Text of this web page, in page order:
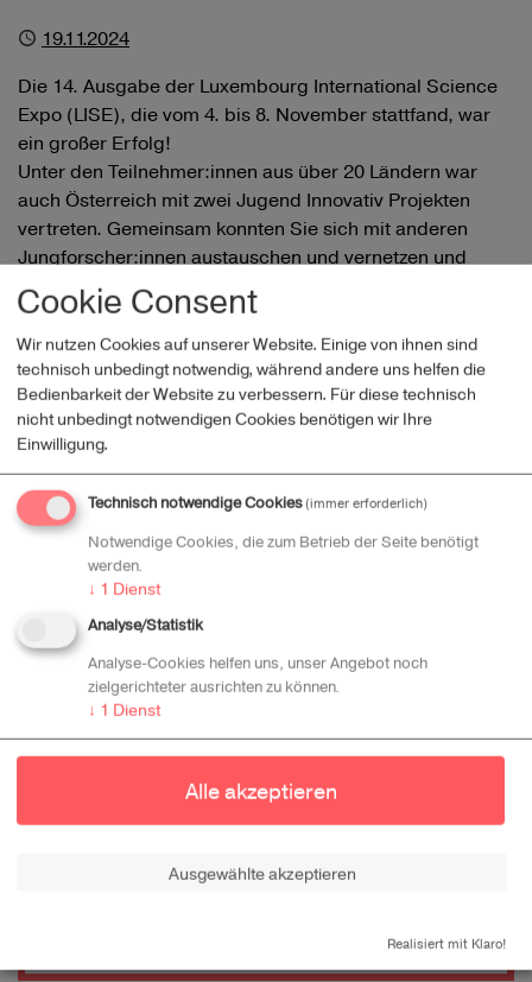
Published
19.11.2024
Die 14. Ausgabe der Luxembourg International Science
Expo (LISE), die vom 4. bis 8. November stattfand, war
ein großer Erfolg!
Unter den Teilnehmer:innen aus über 20 Ländern war
auch Österreich mit zwei Jugend Innovativ Projekten
vertreten. Gemeinsam konnten Sie sich mit anderen
Jungforscher:innen austauschen und vernetzen und
dabei bleibende Erinnerungen schaffen.
Mehr Informationen zur Veranstaltung unter
https://fjsl.lu/activities/exposciences
Tag
JugendInnovativ
Recent posts
MINT-Gütesiegel 2025-2028: Jetzt bewerben,
Engagement für Zukunft wird belohnt!
Luxembourg International Science Expo
Endspurt bei der 38. Runde von Jugend-Innovativ -
Jetzt noch einreichen!
Jugend Innovativ geht in die 38. Runde -
Anmeldungen ab sofort wieder möglich
Young Scientists!
Cookie Consent
Wir nutzen Cookies auf unserer Website. Einige von ihnen sind
technisch unbedingt notwendig, während andere uns helfen die
Bedienbarkeit der Website zu verbessern. Für diese technisch
nicht unbedingt notwendigen Cookies benötigen wir Ihre
Einwilligung.
Technisch notwendige Cookies(immer erforderlich)
Notwendige Cookies, die zum Betrieb der Seite benötigt
werden.
↓ 1 Dienst
Analyse/Statistik
Analyse-Cookies helfen uns, unser Angebot noch
zielgerichteter ausrichten zu können.
↓ 1 Dienst
Ausgewählte akzeptieren
Alle akzeptieren
Realisiert mit Klaro!